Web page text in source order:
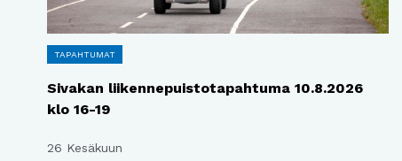
TAPAHTUMAT
Sivakan liikennepuistotapahtuma 10.8.2026
klo 16-19
26 Kesäkuun